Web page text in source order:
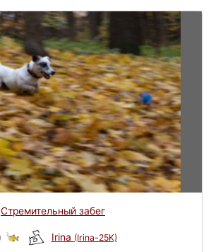
Стремительный забег
Irina (Irina-25K)